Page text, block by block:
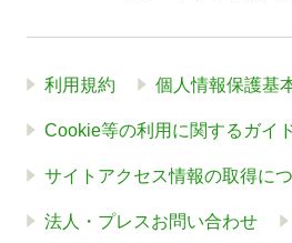
利用規約 個人情報保護基
Cookie等の利用に関するガイ
サイトアクセス情報の取得に
法人・プレスお問い合わせ